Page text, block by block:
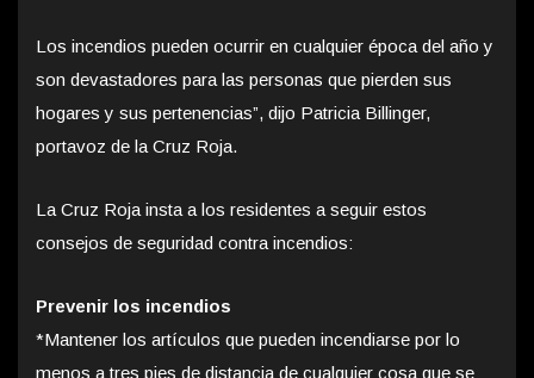
Los incendios pueden ocurrir en cualquier época del año y
son devastadores para las personas que pierden sus
hogares y sus pertenencias”, dijo Patricia Billinger,
portavoz de la Cruz Roja.
La Cruz Roja insta a los residentes a seguir estos
consejos de seguridad contra incendios:
Prevenir los incendios
*Mantener los artículos que pueden incendiarse por lo
menos a tres pies de distancia de cualquier cosa que se